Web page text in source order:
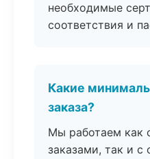
необходимые
соответствия и
Какие
заказа?
Мы работаем как
заказами, так и с